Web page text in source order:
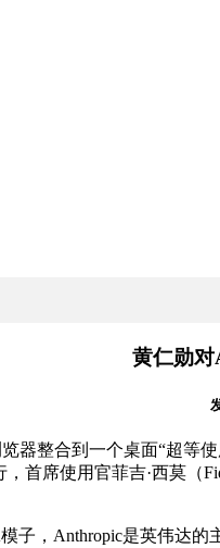
黄仁勋
整合到一个桌面“超等
首席使用官菲吉·西莫
，Anthropic是英伟达的